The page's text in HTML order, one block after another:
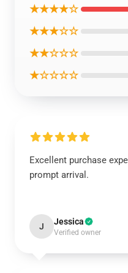
★★★★☆
★★★☆☆
★★☆☆☆
★☆☆☆☆
Excellent purchase
prompt arrival.
J Jessica
Verified owner